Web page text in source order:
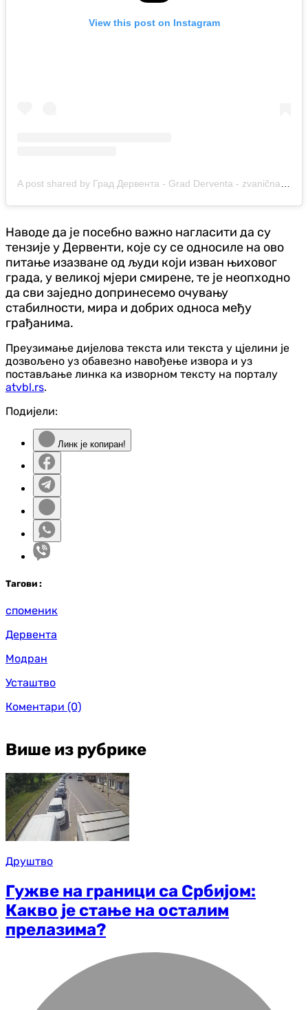
View this post on Instagram
Наводе да је посебно важно нагласити да су
тензије у Дервенти, које су се односиле на ово
питање изазване од људи који изван њиховог
града, у великој мјери смирене, те је неопходно
да сви заједно допринесемо очувању
стабилности, мира и добрих односа међу
грађанима.
Преузимање дијелова текста или текста у цјелини је
дозвољено уз обавезно навођење извора и уз
постављање линка ка изворном тексту на порталу
atvbl.rs.
Подијели:
Линк је копиран!
Тагови :
споменик
Дервента
Модран
Усташтво
Коментари (0)
Више из рубрике
Друштво
Гужве на граници са Србијом:
Какво је стање на осталим
прелазима?